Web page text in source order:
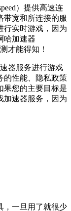
）提供高速连
带宽和所连接的服
行实时游戏，因为
哈加速器
才能得知！
器服务进行游戏
的性能、隐私政策
果您的主要目标是
加速器服务，因为
，一旦用了就很少